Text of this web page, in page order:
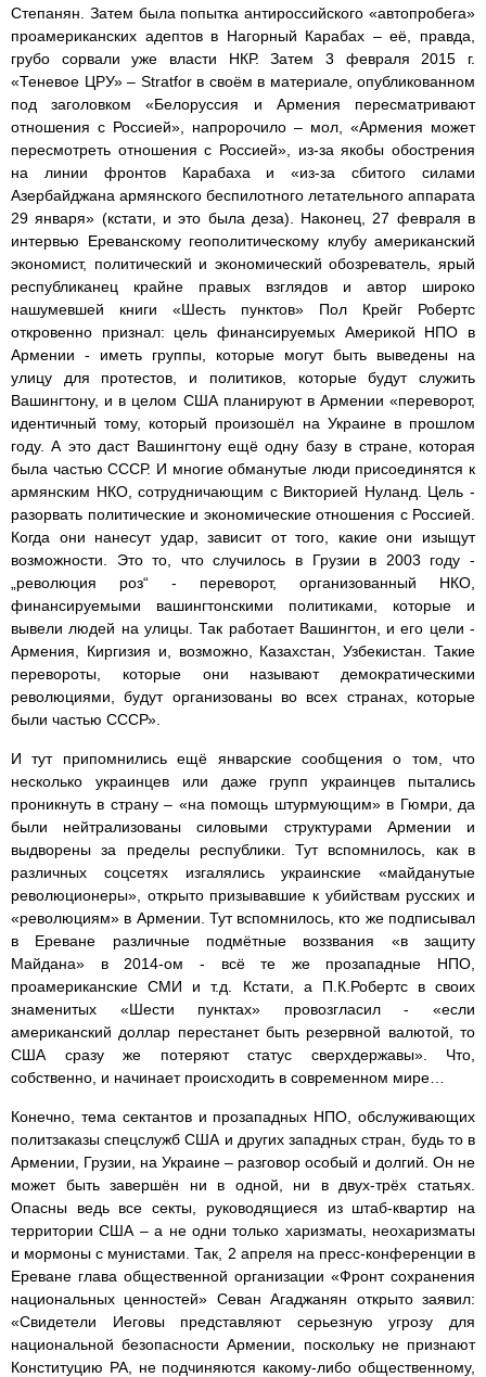
Степанян. Затем была попытка антироссийского «автопробега»
проамериканских адептов в Нагорный Карабах – её, правда,
грубо сорвали уже власти НКР. Затем 3 февраля 2015 г.
«Теневое ЦРУ» – Stratfor в своём в материале, опубликованном
под заголовком «Белоруссия и Армения пересматривают
отношения с Россией», напророчило – мол, «Армения может
пересмотреть отношения с Россией», из-за якобы обострения
на линии фронтов Карабаха и «из-за сбитого силами
Азербайджана армянского беспилотного летательного аппарата
29 января» (кстати, и это была деза). Наконец, 27 февраля в
интервью Ереванскому геополитическому клубу американский
экономист, политический и экономический обозреватель, ярый
республиканец крайне правых взглядов и автор широко
нашумевшей книги «Шесть пунктов» Пол Крейг Робертс
откровенно признал: цель финансируемых Америкой НПО в
Армении - иметь группы, которые могут быть выведены на
улицу для протестов, и политиков, которые будут служить
Вашингтону, и в целом США планируют в Армении «переворот,
идентичный тому, который произошёл на Украине в прошлом
году. А это даст Вашингтону ещё одну базу в стране, которая
была частью СССР. И многие обманутые люди присоединятся к
армянским НКО, сотрудничающим с Викторией Нуланд. Цель -
разорвать политические и экономические отношения с Россией.
Когда они нанесут удар, зависит от того, какие они изыщут
возможности. Это то, что случилось в Грузии в 2003 году -
„революция роз“ - переворот, организованный НКО,
финансируемыми вашингтонскими политиками, которые и
вывели людей на улицы. Так работает Вашингтон, и его цели -
Армения, Киргизия и, возможно, Казахстан, Узбекистан. Такие
перевороты, которые они называют демократическими
революциями, будут организованы во всех странах, которые
были частью СССР».
И тут припомнились ещё январские сообщения о том, что
несколько украинцев или даже групп украинцев пытались
проникнуть в страну – «на помощь штурмующим» в Гюмри, да
были нейтрализованы силовыми структурами Армении и
выдворены за пределы республики. Тут вспомнилось, как в
различных соцсетях изгалялись украинские «майданутые
революционеры», открыто призывавшие к убийствам русских и
«революциям» в Армении. Тут вспомнилось, кто же подписывал
в Ереване различные подмётные воззвания «в защиту
Майдана» в 2014-ом - всё те же прозападные НПО,
проамериканские СМИ и т.д. Кстати, а П.К.Робертс в своих
знаменитых «Шести пунктах» провозгласил - «если
американский доллар перестанет быть резервной валютой, то
США сразу же потеряют статус сверхдержавы». Что,
собственно, и начинает происходить в современном мире…
Конечно, тема сектантов и прозападных НПО, обслуживающих
политзаказы спецслужб США и других западных стран, будь то в
Армении, Грузии, на Украине – разговор особый и долгий. Он не
может быть завершён ни в одной, ни в двух-трёх статьях.
Опасны ведь все секты, руководящиеся из штаб-квартир на
территории США – а не одни только харизматы, неохаризматы
и мормоны с мунистами. Так, 2 апреля на пресс-конференции в
Ереване глава общественной организации «Фронт сохранения
национальных ценностей» Севан Агаджанян открыто заявил:
«Свидетели Иеговы представляют серьезную угрозу для
национальной безопасности Армении, поскольку не признают
Конституцию РА, не подчиняются какому-либо общественному,